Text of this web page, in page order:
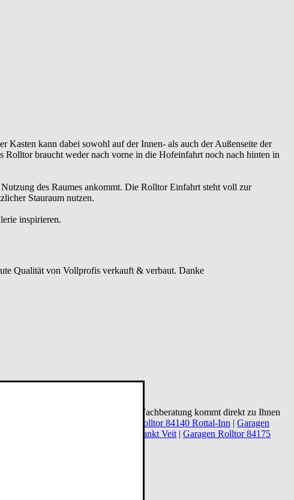
kann dabei sowohl auf der Innen- als auch der Außenseite der
Rolltor braucht weder nach vorne in die Hofeinfahrt noch nach hinten in
des Raumes ankommt. Die Rolltor Einfahrt steht voll zur
Stauraum nutzen.
inspirieren.
Qualität von Vollprofis verkauft & verbaut. Danke
sprechen Sie mit uns. Unsere Fachberatung kommt direkt zu Ihnen
Garagen Rolltor 84140 Rottal-Inn | Garagen
Garagen Rolltor 84494 Neumarkt-Sankt Veit | Garagen Rolltor 84175